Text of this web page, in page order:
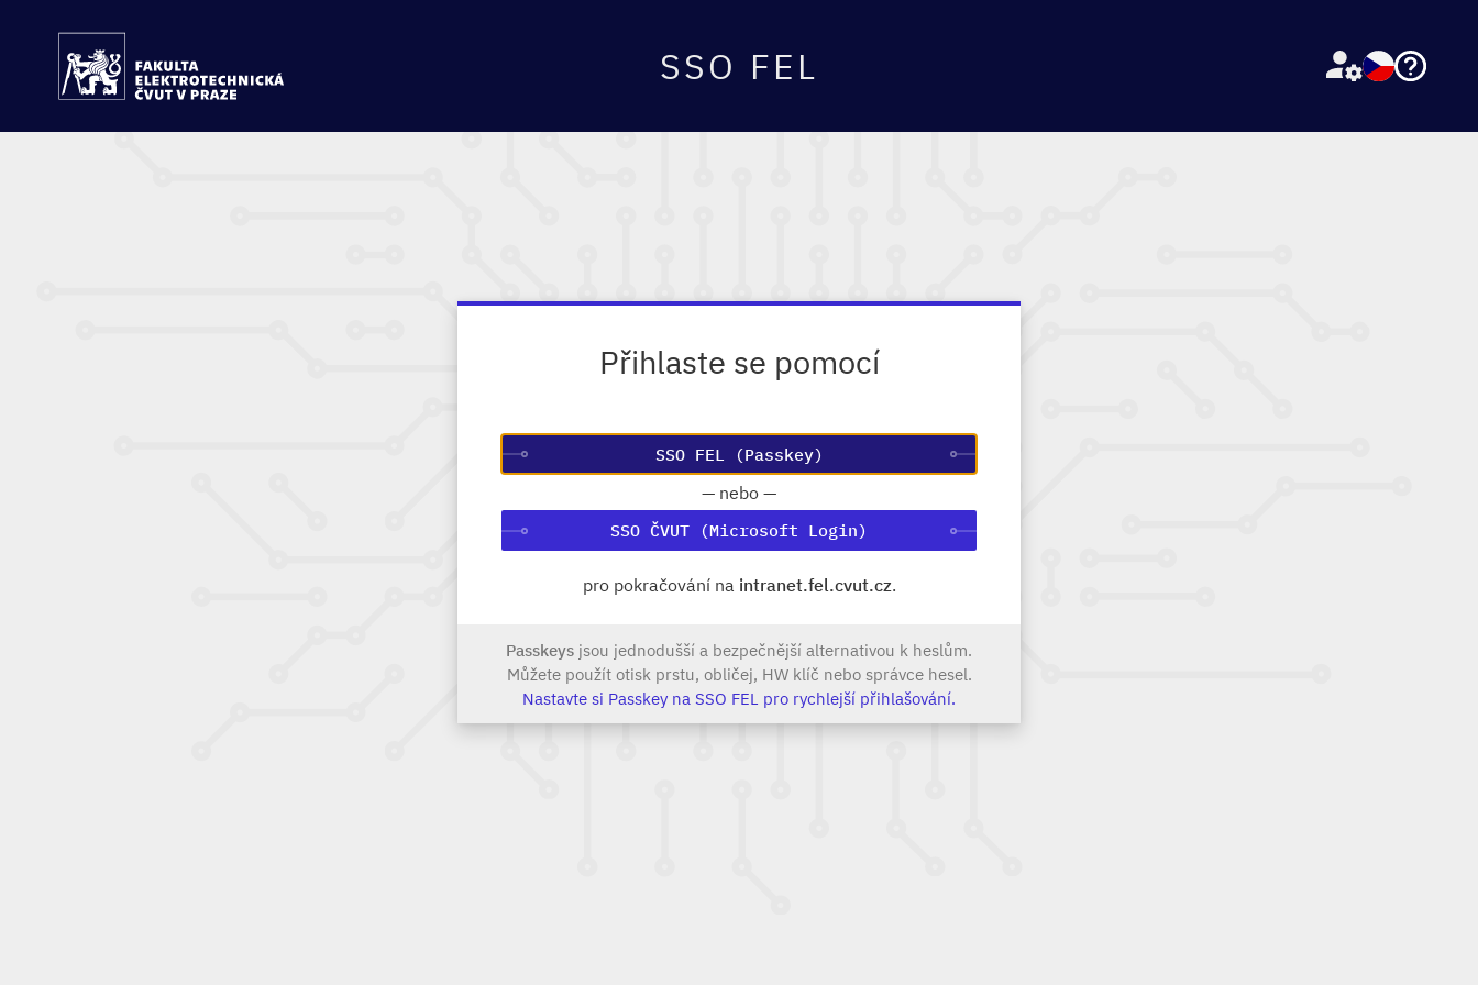
SSO FEL
Přihlaste se pomocí
— nebo —
SSO ČVUT (Microsoft Login)
pro pokračování na intranet.fel.cvut.cz.
Passkeys jsou jednodušší a bezpečnější alternativou k heslům.
Můžete použít otisk prstu, obličej, HW klíč nebo správce hesel.
Nastavte si Passkey na SSO FEL pro rychlejší přihlašování.